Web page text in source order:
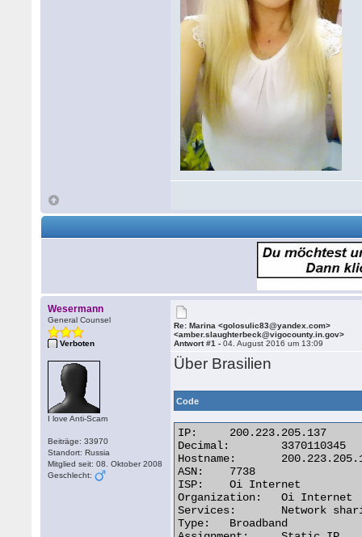
Wesermann
General Counsel
Verboten
I love Anti-Scam
Beiträge: 33970
Standort: Russia
Mitglied seit: 08. Oktober 2008
Geschlecht:
Re: Marina <golosulic83@yandex.com>
<amber.slaughterbeck@vigocounty.in.gov>
Antwort #1 -04. August 2016 um 13:09
Über Brasilien
Code
IP:	200.223.205.137
Decimal:	3370110345
Hostname:	200.223.205.137
ASN:	7738
ISP:	Oi Internet
Organization:	Oi Internet
Services:	Network sharing device or proxy server
Type:	Broadband